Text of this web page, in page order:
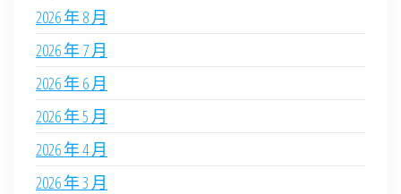
2026 年 8 月
2026 年 7 月
2026 年 6 月
2026 年 5 月
2026 年 4 月
2026 年 3 月